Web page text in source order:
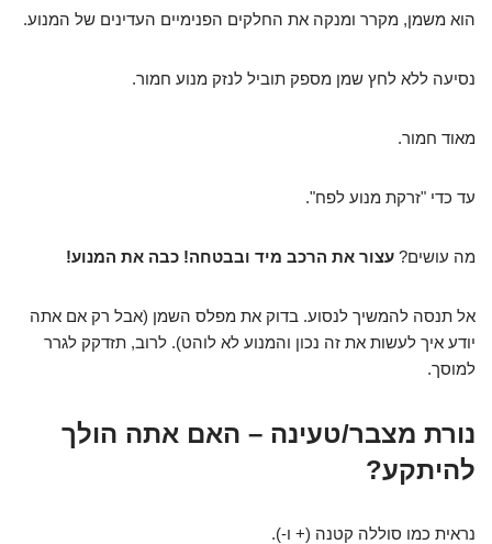
הוא משמן, מקרר ומנקה את החלקים הפנימיים העדינים של המנוע.
נסיעה ללא לחץ שמן מספק תוביל לנזק מנוע חמור.
מאוד חמור.
עד כדי "זרקת מנוע לפח".
מה עושים? עצור את הרכב מיד ובבטחה! כבה את המנוע!
אל תנסה להמשיך לנסוע. בדוק את מפלס השמן (אבל רק אם אתה
יודע איך לעשות את זה נכון והמנוע לא לוהט). לרוב, תזדקק לגרר
למוסך.
נורת מצבר/טעינה – האם אתה הולך
להיתקע?
נראית כמו סוללה קטנה (+ ו-).